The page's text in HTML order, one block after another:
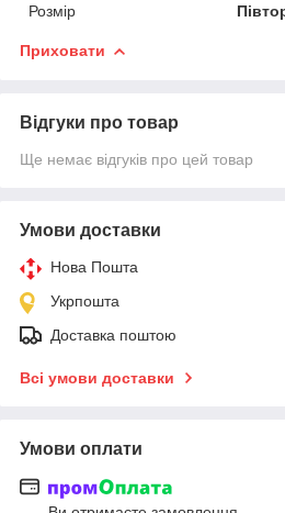
Розмір
Приховати
Відгуки про товар
Ще немає відгуків про цей товар
Умови доставки
Нова Пошта
Укрпошта
Доставка поштою
Всі умови доставки
Умови оплати